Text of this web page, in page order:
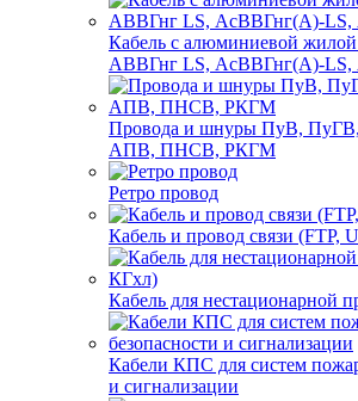
Кабель с алюминиевой
АВВГнг LS, АсВВГнг(А)-
Провода и шнуры ПуВ,
АПВ, ПНСВ, РКГМ
Ретро провод
Кабель и провод связи (FTP,
Кабель для нестационарной
Кабели КПС для систем
и сигнализации